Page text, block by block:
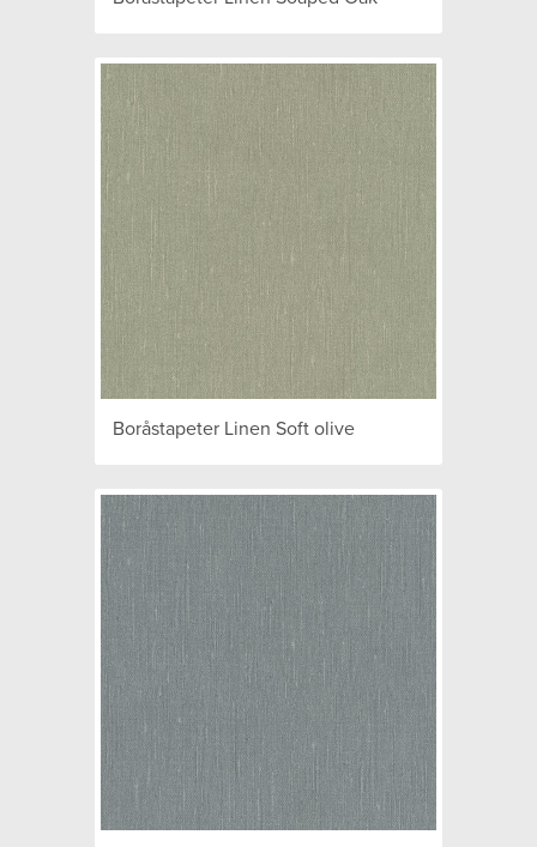
Boråstapeter Linen Soft olive